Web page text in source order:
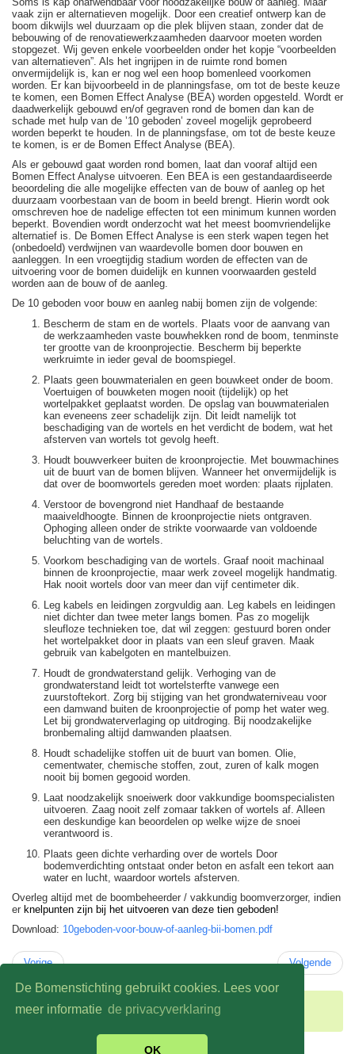
De Bomenstichting gebruikt cookies. Lees voor
meer informatie de privacyverklaring
OK
vaak zijn er alternatieven mogelijk. Door een creatief ontwerp kan de
boom dikwijls wel duurzaam op die plek blijven staan, zonder dat de
bebouwing of de renovatiewerkzaamheden daarvoor moeten worden
stopgezet. Wij geven enkele voorbeelden onder het kopje “voorbeelden
van alternatieven”. Als het ingrijpen in de ruimte rond bomen
onvermijdelijk is, kan er nog wel een hoop bomenleed voorkomen
worden. Er kan bijvoorbeeld in de planningsfase, om tot de beste keuze
te komen, een Bomen Effect Analyse (BEA) worden opgesteld. Wordt er
daadwerkelijk gebouwd en/of gegraven rond de bomen dan kan de
schade met hulp van de ’10 geboden’ zoveel mogelijk geprobeerd
worden beperkt te houden. In de planningsfase, om tot de beste keuze
te komen, is er de Bomen Effect Analyse (BEA).
Als er gebouwd gaat worden rond bomen, laat dan vooraf altijd een
Bomen Effect Analyse uitvoeren. Een BEA is een gestandaardiseerde
beoordeling die alle mogelijke effecten van de bouw of aanleg op het
duurzaam voorbestaan van de boom in beeld brengt. Hierin wordt ook
omschreven hoe de nadelige effecten tot een minimum kunnen worden
beperkt. Bovendien wordt onderzocht wat het meest boomvriendelijke
alternatief is. De Bomen Effect Analyse is een sterk wapen tegen het
(onbedoeld) verdwijnen van waardevolle bomen door bouwen en
aanleggen. In een vroegtijdig stadium worden de effecten van de
uitvoering voor de bomen duidelijk en kunnen voorwaarden gesteld
worden aan de bouw of de aanleg.
De 10 geboden voor bouw en aanleg nabij bomen zijn de volgende:
Bescherm de stam en de wortels. Plaats voor de aanvang van
de werkzaamheden vaste bouwhekken rond de boom, tenminste
ter grootte van de kroonprojectie. Bescherm bij beperkte
werkruimte in ieder geval de boomspiegel.
Plaats geen bouwmaterialen en geen bouwkeet onder de boom.
Voertuigen of bouwketen mogen nooit (tijdelijk) op het
wortelpakket geplaatst worden. De opslag van bouwmaterialen
kan eveneens zeer schadelijk zijn. Dit leidt namelijk tot
beschadiging van de wortels en het verdicht de bodem, wat het
afsterven van wortels tot gevolg heeft.
Houdt bouwverkeer buiten de kroonprojectie. Met bouwmachines
uit de buurt van de bomen blijven. Wanneer het onvermijdelijk is
dat over de boomwortels gereden moet worden: plaats rijplaten.
Verstoor de bovengrond niet Handhaaf de bestaande
maaiveldhoogte. Binnen de kroonprojectie niets ontgraven.
Ophoging alleen onder de strikte voorwaarde van voldoende
beluchting van de wortels.
Voorkom beschadiging van de wortels. Graaf nooit machinaal
binnen de kroonprojectie, maar werk zoveel mogelijk handmatig.
Hak nooit wortels door van meer dan vijf centimeter dik.
Leg kabels en leidingen zorgvuldig aan. Leg kabels en leidingen
niet dichter dan twee meter langs bomen. Pas zo mogelijk
sleufloze technieken toe, dat wil zeggen: gestuurd boren onder
het wortelpakket door in plaats van een sleuf graven. Maak
gebruik van kabelgoten en mantelbuizen.
Houdt de grondwaterstand gelijk. Verhoging van de
grondwaterstand leidt tot wortelsterfte vanwege een
zuurstoftekort. Zorg bij stijging van het grondwaterniveau voor
een damwand buiten de kroonprojectie of pomp het water weg.
Let bij grondwaterverlaging op uitdroging. Bij noodzakelijke
bronbemaling altijd damwanden plaatsen.
Houdt schadelijke stoffen uit de buurt van bomen. Olie,
cementwater, chemische stoffen, zout, zuren of kalk mogen
nooit bij bomen gegooid worden.
Laat noodzakelijk snoeiwerk door vakkundige boomspecialisten
uitvoeren. Zaag nooit zelf zomaar takken of wortels af. Alleen
een deskundige kan beoordelen op welke wijze de snoei
verantwoord is.
Plaats geen dichte verharding over de wortels Door
bodemverdichting ontstaat onder beton en asfalt een tekort aan
water en lucht, waardoor wortels afsterven.
Overleg altijd met de boombeheerder / vakkundig boomverzorger, indien
er knelpunten zijn bij het uitvoeren van deze tien geboden!
Download: 10geboden-voor-bouw-of-aanleg-bii-bomen.pdf
Vorige Volgende
U bevindt zich hier:
Dreigende kap
Alternatieven en Boom Effecten Analyse